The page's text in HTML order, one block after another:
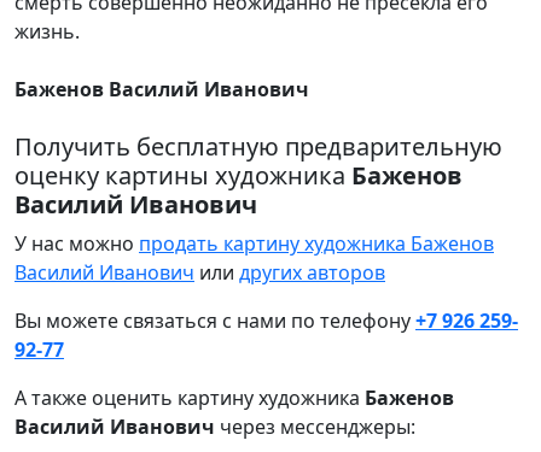
жизнь.
Баженов Василий Иванович
Получить бесплатную предварительную
оценку картины художника Баженов
Василий Иванович
У нас можно продать картину художника Баженов
Василий Иванович или других авторов
Вы можете связаться с нами по телефону+7 926 259-
92-77
А также оценить картину художника Баженов
Василий Иванович через мессенджеры: